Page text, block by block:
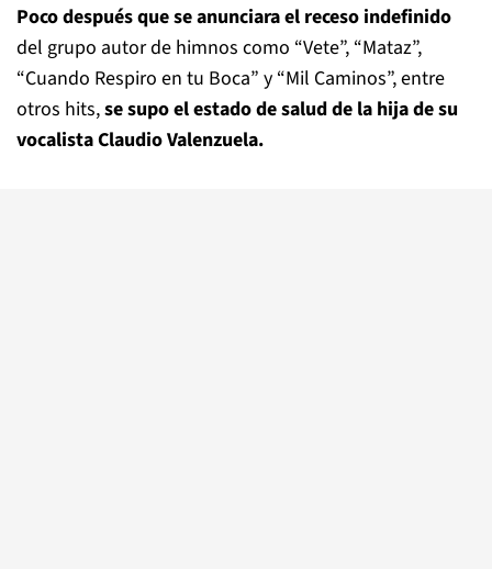
Poco después que se anunciara el receso indefinido
del grupo autor de himnos como “Vete”, “Mataz”,
“Cuando Respiro en tu Boca” y “Mil Caminos”, entre
otros hits,se supo el estado de salud de la hija de su
vocalista Claudio Valenzuela.